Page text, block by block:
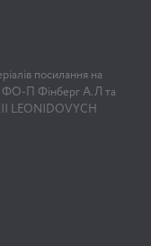
посилання на
ФО-П Фінберг А.Л та
LEONIDOVYCH